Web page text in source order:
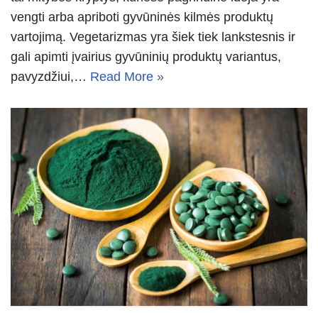
vengti arba apriboti gyvūninės kilmės produktų
vartojimą. Vegetarizmas yra šiek tiek lankstesnis ir
gali apimti įvairius gyvūninių produktų variantus,
pavyzdžiui,… Read More »